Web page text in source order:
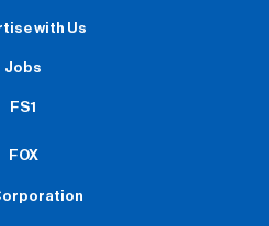
with Us
Jobs
FS1
FOX